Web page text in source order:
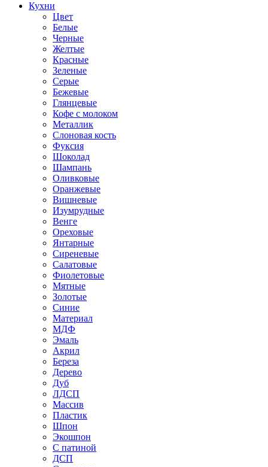
Кухни
Цвет
Белые
Черные
Желтые
Красные
Зеленые
Серые
Бежевые
Глянцевые
Кофе с молоком
Металлик
Слоновая кость
Фуксия
Шоколад
Шампань
Оливковые
Оранжевые
Вишневые
Изумрудные
Венге
Ореховые
Янтарные
Сиреневые
Салатовые
Фиолетовые
Мятные
Золотые
Синие
Материал
МДФ
Эмаль
Акрил
Береза
Дерево
Дуб
ЛДСП
Массив
Пластик
Шпон
Экошпон
С патиной
ДСП